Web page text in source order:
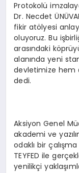
Protokolü
Dr. Necdet
fikir atölyesi
oluyoruz. Bu
arasındaki
alanında yeni
devletimize hem
dedi.
Aksiyon Genel
akademi ve
odaklı bir
TEYFED ile
yenilikçi